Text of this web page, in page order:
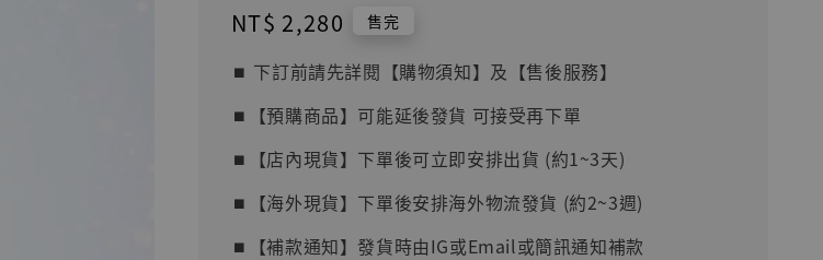
Regular
price
NT$ 2,280 售完
⏹︎ 下訂前請先詳閱【購物須知】及【售後服務】
⏹︎【預購商品】可能延後發貨 可接受再下單
⏹︎【店內現貨】下單後可立即安排出貨 (約1~3天)
⏹︎【海外現貨】下單後安排海外物流發貨 (約2~3週)
⏹︎【補款通知】發貨時由IG或Email或簡訊通知補款